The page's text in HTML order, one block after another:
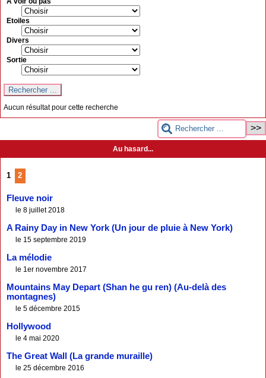
Etoiles
Divers
Sortie
Aucun résultat pour cette recherche
Au hasard...
1 2
Fleuve noir
le 8 juillet 2018
A Rainy Day in New York (Un jour de pluie à New York)
le 15 septembre 2019
La mélodie
le 1er novembre 2017
Mountains May Depart (Shan he gu ren) (Au-delà des
montagnes)
le 5 décembre 2015
Hollywood
le 4 mai 2020
The Great Wall (La grande muraille)
le 25 décembre 2016